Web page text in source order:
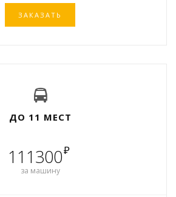
ЗАКАЗАТЬ
ДО 11 МЕСТ
111300₽
за машину